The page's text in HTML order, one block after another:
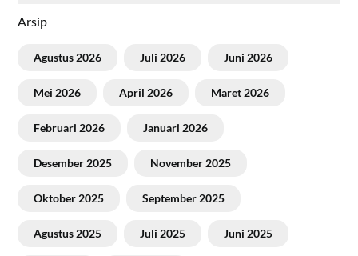
Arsip
Agustus 2026 Juli 2026 Juni 2026
Mei 2026 April 2026 Maret 2026
Februari 2026 Januari 2026
Desember 2025 November 2025
Oktober 2025 September 2025
Agustus 2025 Juli 2025 Juni 2025